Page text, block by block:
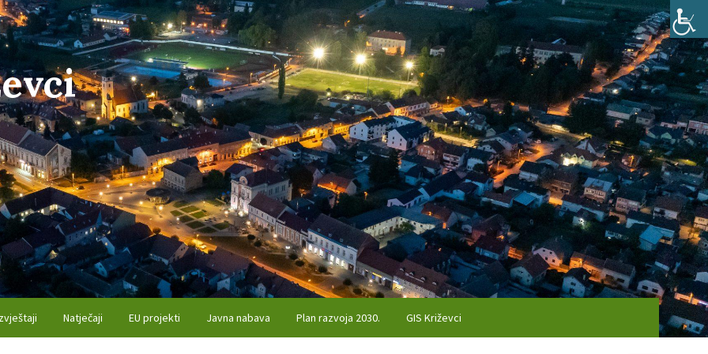
Natječaji EU projekti Javna nabava Plan razvoja 2030. GIS Križevci